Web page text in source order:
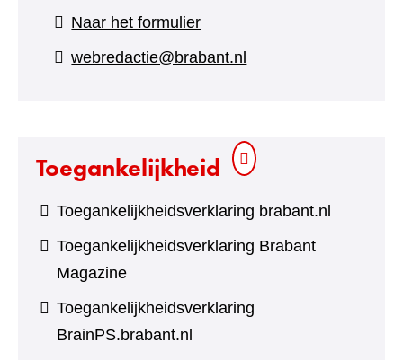
Naar het formulier(verwijst
naar
webredactie@brabant.nl
Toegankelijkheid
Toegankelijkheidsverklaring brabant.nl
Toegankelijkheidsverklaring Brabant
Magazine
Toegankelijkheidsverklaring
BrainPS.brabant.nl